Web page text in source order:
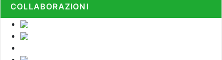
COLLABORAZIONI